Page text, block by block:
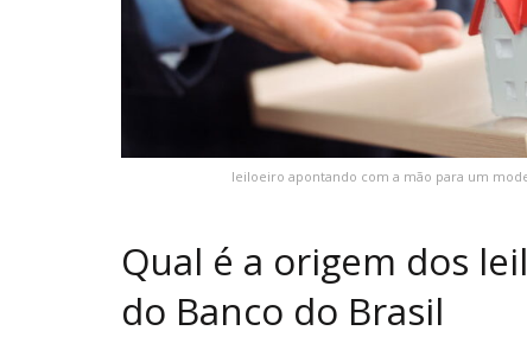
leiloeiro apontando com a mão para um
Qual é a origem dos
do Banco do Brasil